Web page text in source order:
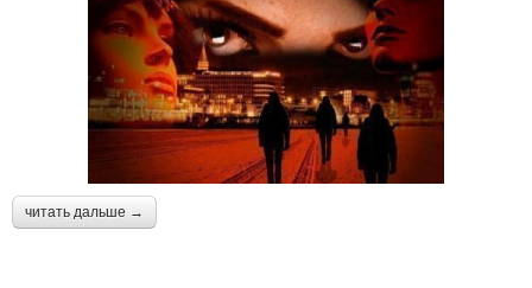
читать дальше →